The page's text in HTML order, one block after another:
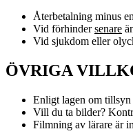
Återbetalning minus
Vid förhindersenare
Vid sjukdom eller
ÖVRIGA
Enligt lagen om tillsyn
Vill du ta bilder?
Filmning av lärare är